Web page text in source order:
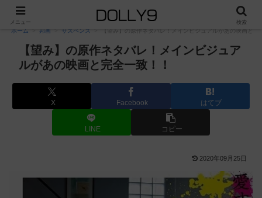
PR
ホーム 邦画 サスペンス 【望み】の原作ネタバレ！メインビジュアルがあの映画と完
【望み】の原作ネタバレ！メインビジュア
ルがあの映画と完全一致！！
X Facebook はてブ
LINE コピー
2020年09月25日
メニュー 検索